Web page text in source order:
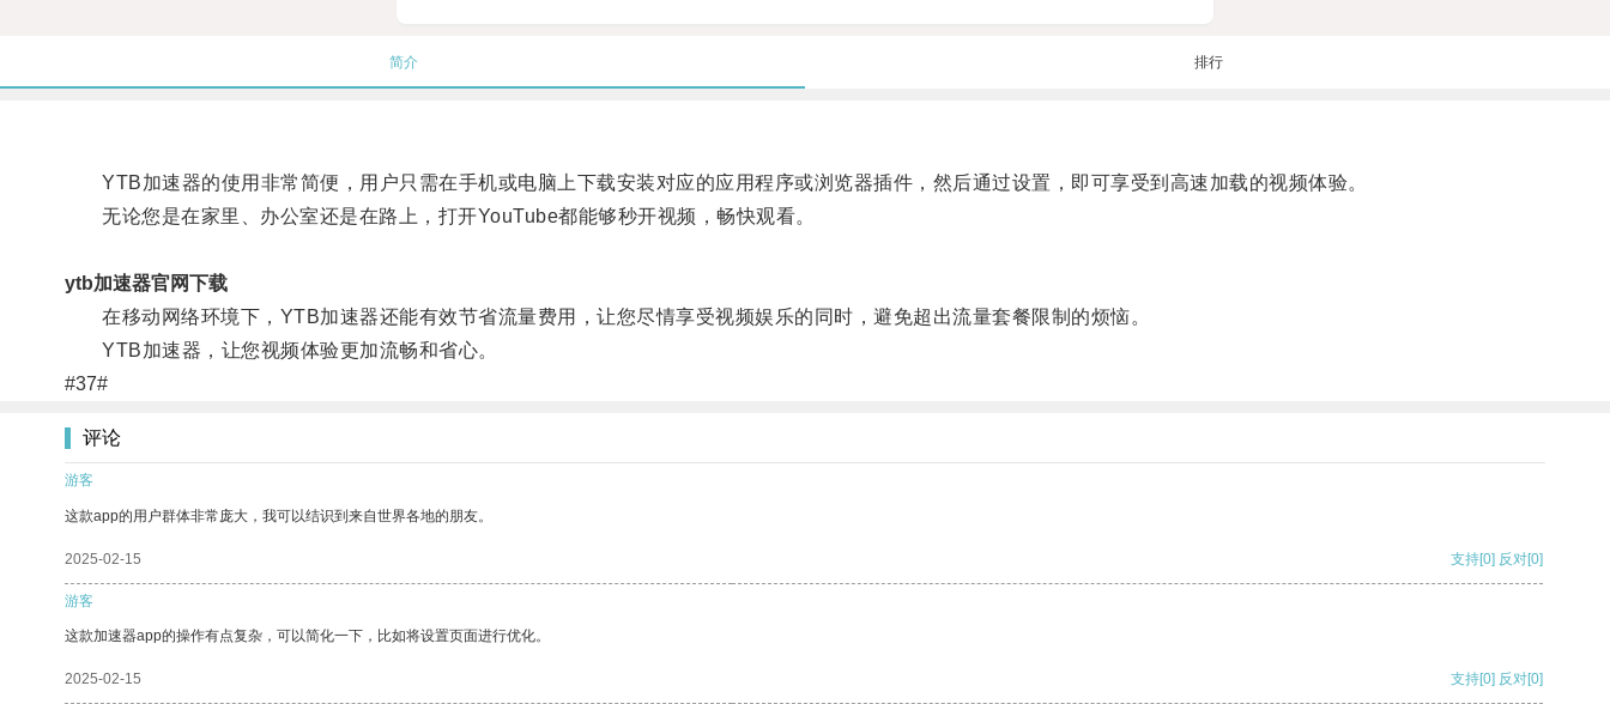
简介 排行
YTB加速器的使用非常简便，用户只需在手机或电脑上下载安装对应的应用程序或浏览器插件，然后通过设置，即可享受到高速加载的视频体验。
无论您是在家里、办公室还是在路上，打开YouTube都能够秒开视频，畅快观看。
ytb加速器官网下载
在移动网络环境下，YTB加速器还能有效节省流量费用，让您尽情享受视频娱乐的同时，避免超出流量套餐限制的烦恼。
YTB加速器，让您视频体验更加流畅和省心。
#37#
评论
游客
这款app的用户群体非常庞大，我可以结识到来自世界各地的朋友。
2025-02-15 支持[0] 反对[0]
游客
这款加速器app的操作有点复杂，可以简化一下，比如将设置页面进行优化。
2025-02-15 支持[0] 反对[0]